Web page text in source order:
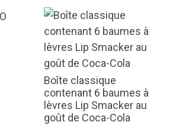
Boîte classique
contenant 6 baumes à
lèvres Lip Smacker au
goût de Coca-Cola